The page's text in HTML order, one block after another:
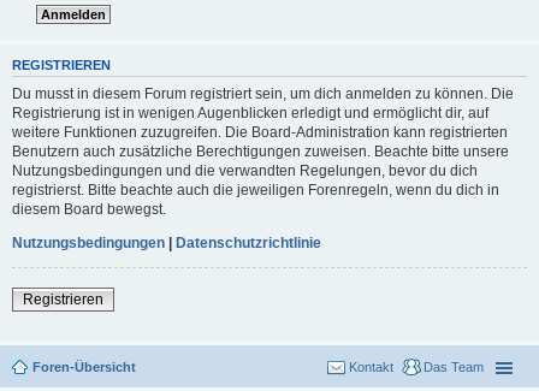
REGISTRIEREN
Du musst in diesem Forum registriert sein, um dich anmelden zu können. Die
Registrierung ist in wenigen Augenblicken erledigt und ermöglicht dir, auf
weitere Funktionen zuzugreifen. Die Board-Administration kann registrierten
Benutzern auch zusätzliche Berechtigungen zuweisen. Beachte bitte unsere
Nutzungsbedingungen und die verwandten Regelungen, bevor du dich
registrierst. Bitte beachte auch die jeweiligen Forenregeln, wenn du dich in
diesem Board bewegst.
Nutzungsbedingungen | Datenschutzrichtlinie
Registrieren
Foren-Übersicht Das Team
Kontakt